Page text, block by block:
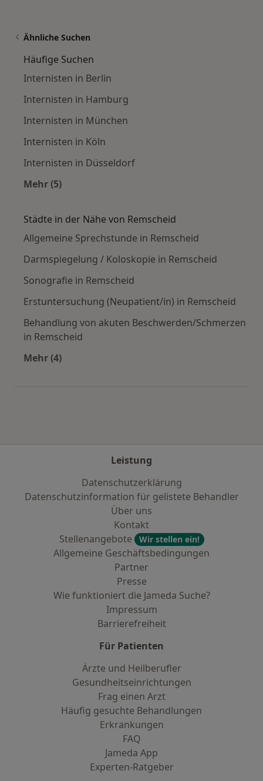
Ähnliche Suchen
Häufige Suchen
Internisten in Berlin
Internisten in Hamburg
Internisten in München
Internisten in Köln
Internisten in Düsseldorf
Mehr (5)
Städte in der Nähe von Remscheid
Allgemeine Sprechstunde in Remscheid
Darmspiegelung / Koloskopie in Remscheid
Sonografie in Remscheid
Erstuntersuchung (Neupatient/in) in Remscheid
Behandlung von akuten Beschwerden/Schmerzen
in Remscheid
Mehr (4)
Leistung
Datenschutzerklärung
Datenschutzinformation für gelistete Behandler
Über uns
Kontakt
Stellenangebote
Wir stellen ein!
Allgemeine Geschäftsbedingungen
Partner
Presse
Wie funktioniert die Jameda Suche?
Impressum
Barrierefreiheit
Für Patienten
Ärzte und Heilberufler
Gesundheitseinrichtungen
Frag einen Arzt
Häufig gesuchte Behandlungen
Erkrankungen
FAQ
Jameda App
Experten-Ratgeber